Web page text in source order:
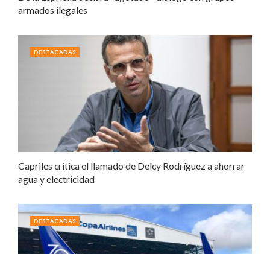
armados ilegales
Capriles critica el llamado de Delcy Rodríguez a ahorrar
agua y electricidad
DESTACADAS
DESTACADAS